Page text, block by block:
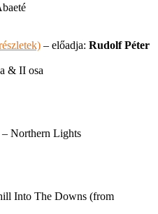
– előadja: Rudolf Péter
& II osa
Northern Lights
Into The Downs (from